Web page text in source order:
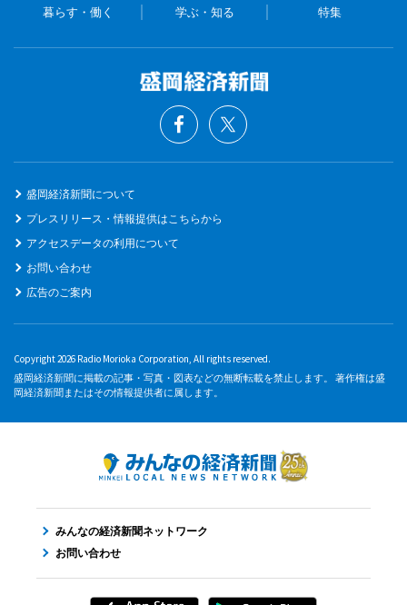
暮らす・働く 学ぶ・知る 特集
盛岡経済新聞について
プレスリリース・情報提供はこちらから
アクセスデータの利用について
お問い合わせ
広告のご案内
Copyright 2026 Radio Morioka Corporation, All rights reserved.
盛岡経済新聞に掲載の記事・写真・図表などの無断転載を禁止します。 著作権は盛
岡経済新聞またはその情報提供者に属します。
みんなの経済新聞ネットワーク
お問い合わせ